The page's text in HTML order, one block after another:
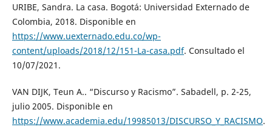
URIBE, Sandra. La casa. Bogotá: Universidad Externado de
Colombia, 2018. Disponible en
https://www.uexternado.edu.co/wp-
content/uploads/2018/12/151-La-casa.pdf. Consultado el
10/07/2021.
VAN DIJK, Teun A.. “Discurso y Racismo”. Sabadell, p. 2-25,
julio 2005. Disponible en
https://www.academia.edu/19985013/DISCURSO_Y_RACISMO.